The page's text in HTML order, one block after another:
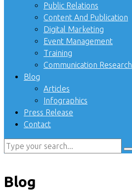
Public Relations
Content And Publication
Digital Marketing
Event Management
Training
Communication Research
Blog
Articles
Infographics
Press Release
Contact
Blog